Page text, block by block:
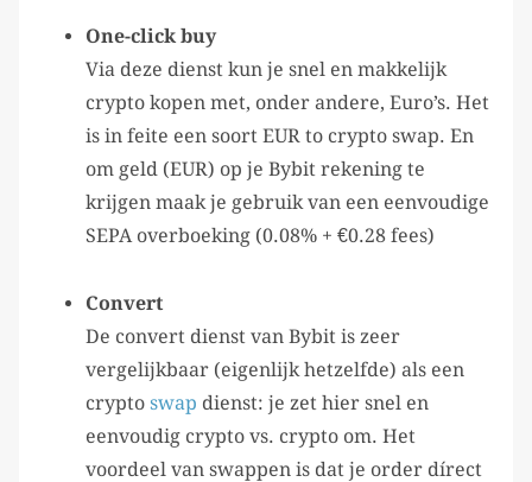
One-click buy
Via deze dienst kun je snel en makkelijk
crypto kopen met, onder andere, Euro’s. Het
is in feite een soort EUR to crypto swap. En
om geld (EUR) op je Bybit rekening te
krijgen maak je gebruik van een eenvoudige
SEPA overboeking (0.08% + €0.28 fees)
Convert
De convert dienst van Bybit is zeer
vergelijkbaar (eigenlijk hetzelfde) als een
crypto swap dienst: je zet hier snel en
eenvoudig crypto vs. crypto om. Het
voordeel van swappen is dat je order dírect